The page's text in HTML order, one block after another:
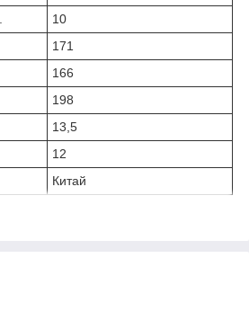
10
171
166
198
13,5
12
Китай